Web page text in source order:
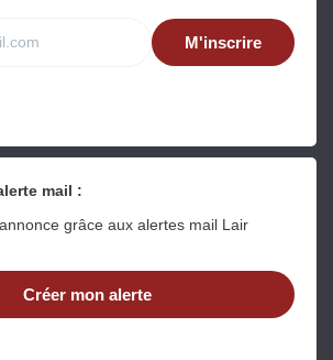
M'inscrire
mail :
grâce aux alertes mail Lair
Créer mon alerte